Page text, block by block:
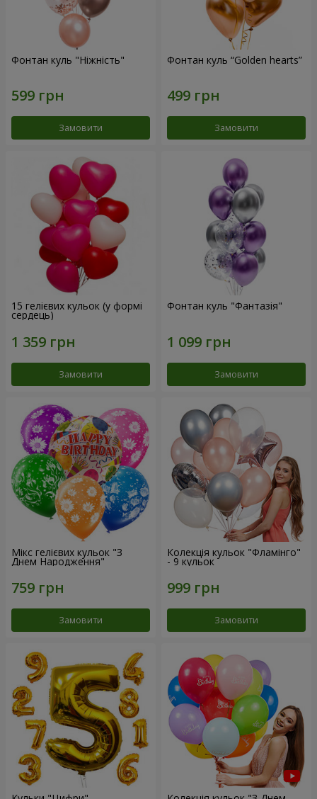
Фонтан куль "Ніжність"
Замовити
Фонтан куль “Golden hearts”
Замовити
15 гелієвих кульок (у формі
сердець)
Замовити
Фонтан куль "Фантазія"
Замовити
Мікс гелієвих кульок "З
Днем Народження"
Замовити
Колекція кульок "Фламінго"
- 9 кульок
Замовити